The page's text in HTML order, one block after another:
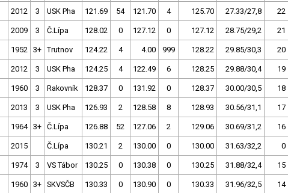
2012 3 USK Pha 121.69 54 121.70 4 125.70 27.33/27,8 22
2009 3 Č.Lípa 128.02 0 127.12 0 127.12 28.75/29,2 21
1952 3+ Trutnov 124.22 4 4.00 999 128.22 29.85/30,3 20
2012 3 USK Pha 124.25 4 122.49 6 128.25 29.88/30,4 19
1960 3 Rakovník 128.37 0 131.92 0 128.37 30.00/30,5 18
2013 3 USK Pha 126.93 2 128.58 8 128.93 30.56/31,1 17
1964 3+ Č.Lípa 126.88 52 127.06 2 129.06 30.69/31,2 16
2015 Č.Lípa 130.21 2 130.00 0 130.00 31.63/32,2 0
1974 3 VS Tábor 130.25 0 130.38 0 130.25 31.88/32,4 15
1960 3+ SKVSČB 130.33 0 130.90 0 130.33 31.96/32,5 14